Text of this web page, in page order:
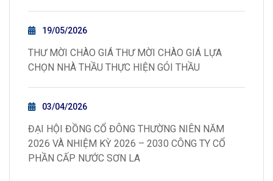
19/05/2026
THƯ MỜI CHÀO GIÁ THƯ MỜI CHÀO GIÁ LỰA
CHỌN NHÀ THẦU THỰC HIỆN GÓI THẦU
03/04/2026
ĐẠI HỘI ĐỒNG CỔ ĐÔNG THƯỜNG NIÊN NĂM
2026 VÀ NHIỆM KỲ 2026 – 2030 CÔNG TY CỔ
PHẦN CẤP NƯỚC SƠN LA